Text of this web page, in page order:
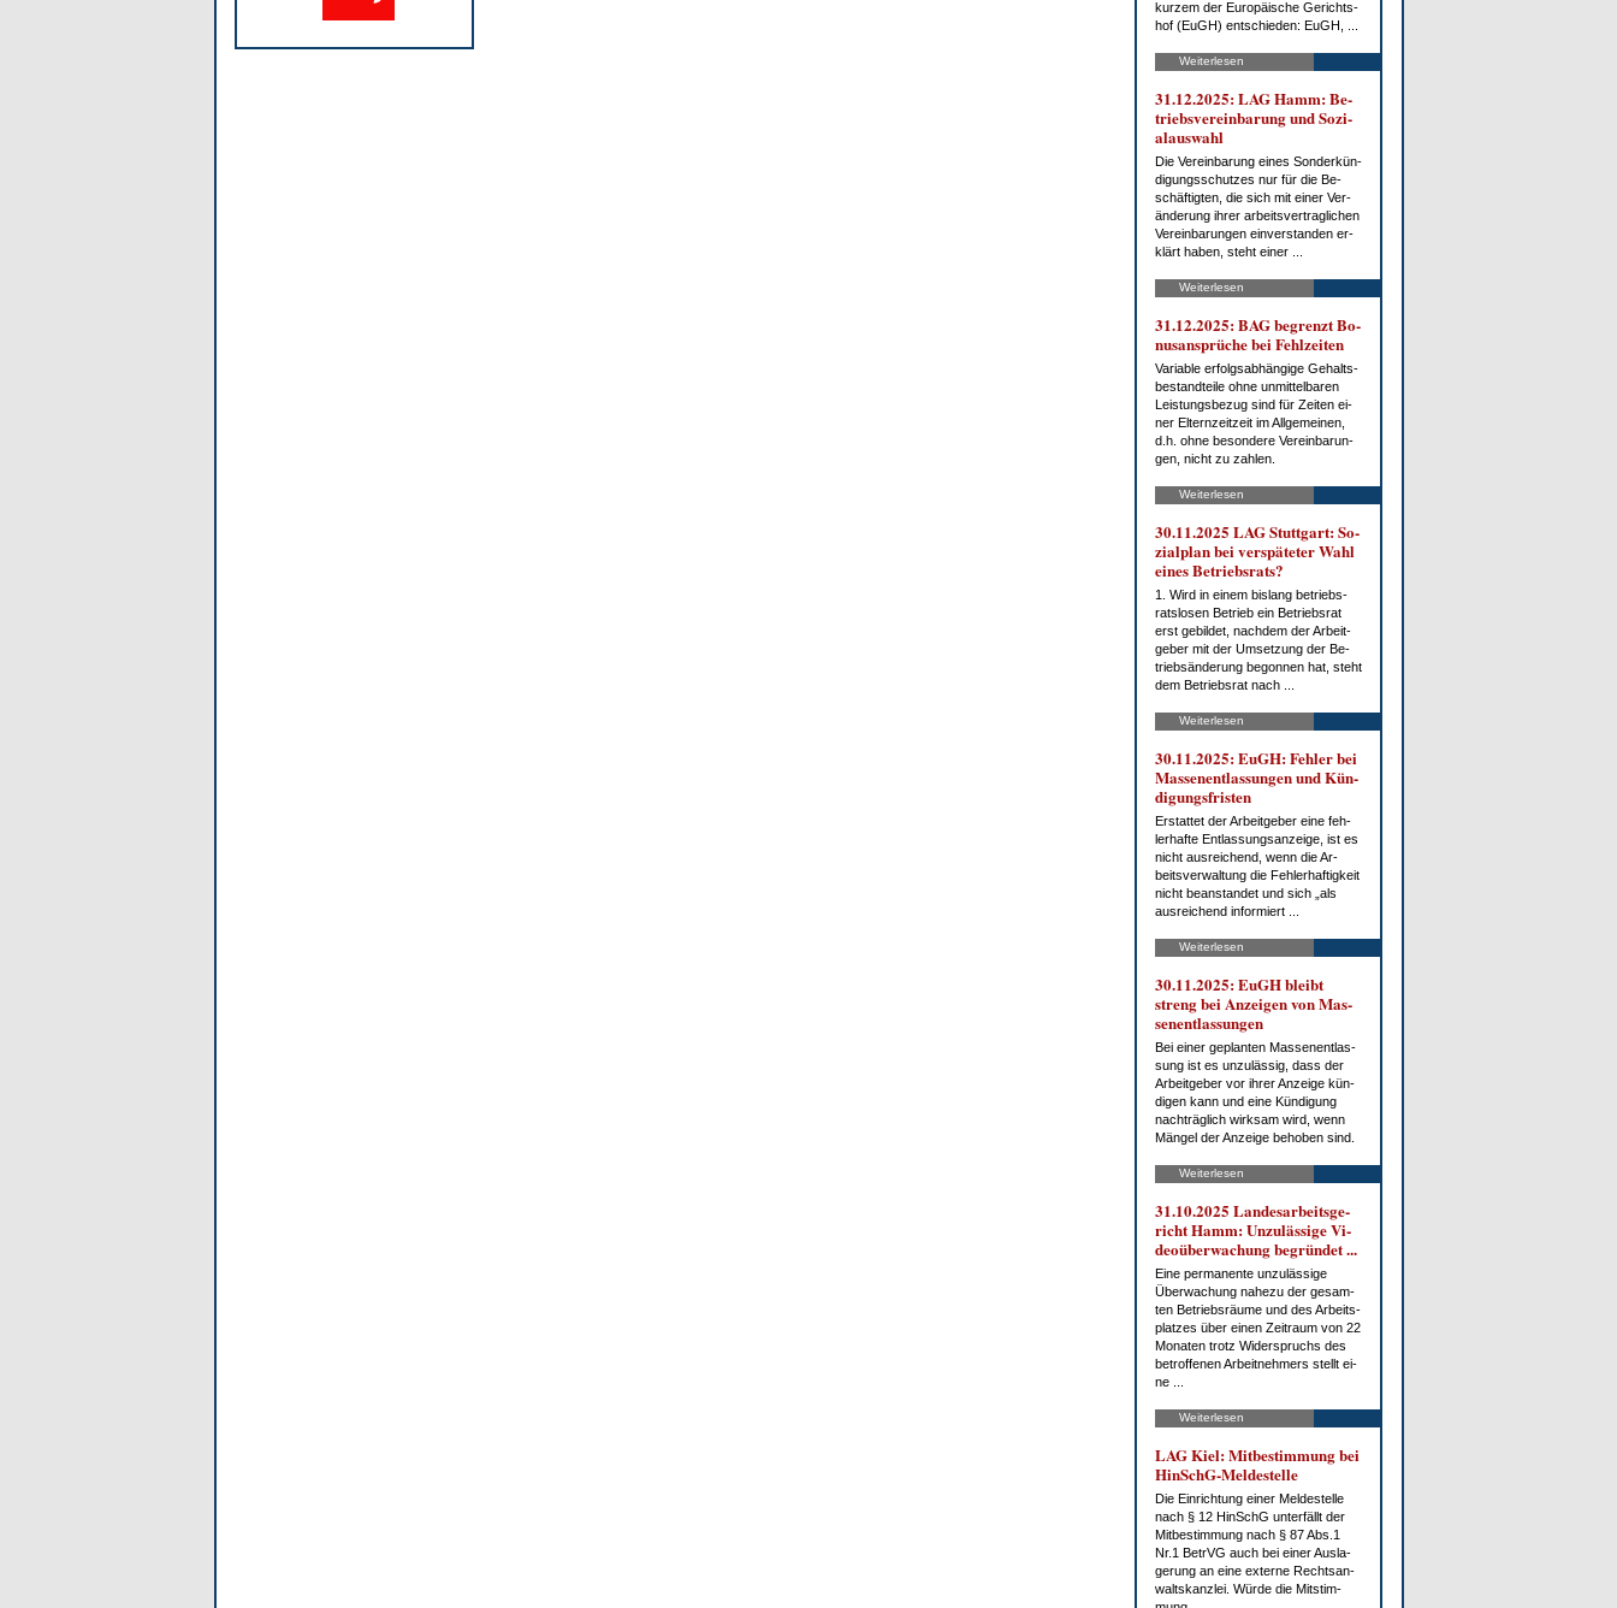
kur­zem der Eu­ro­päi­sche Ge­richts­
hof (EuGH) ent­schie­den: EuGH, ...
Weiterlesen
31.12.2025: LAG Hamm: Be­
triebs­ver­ein­ba­rung und So­zi­
al­aus­wahl
Die Ver­ein­ba­rung ei­nes Son­der­kün­
di­gungs­schut­zes nur für die Be­
schäf­tig­ten, die sich mit ei­ner Ver­
än­de­rung ih­rer ar­beits­ver­trag­li­chen
Ver­ein­ba­run­gen ein­ver­stan­den er­
klärt ha­ben, steht ei­ner ...
Weiterlesen
31.12.2025: BAG be­grenzt Bo­
nus­an­sprü­che bei Fehl­zei­ten
Va­ria­ble er­folgs­ab­hän­gi­ge Ge­halts­
be­stand­tei­le oh­ne un­mit­tel­ba­ren
Leis­tungs­be­zug sind für Zei­ten ei­
ner El­tern­zeit­zeit im All­ge­mei­nen,
d.h. oh­ne be­son­de­re Ver­ein­ba­run­
gen, nicht zu zah­len.
Weiterlesen
30.11.2025 LAG Stutt­gart: So­
zi­al­plan bei ver­spä­te­ter Wahl
ei­nes Be­triebs­rats?
1. Wird in ei­nem bis­lang be­triebs­
rats­lo­sen Be­trieb ein Be­triebs­rat
erst ge­bil­det, nach­dem der Ar­beit­
ge­ber mit der Um­set­zung der Be­
trieb­s­än­de­rung be­gon­nen hat, steht
dem Be­triebs­rat nach ...
Weiterlesen
30.11.2025: EuGH: Feh­ler bei
Mas­sen­ent­las­sun­gen und Kün­
di­gungs­fris­ten
Er­stat­tet der Ar­beit­ge­ber ei­ne feh­
ler­haf­te Ent­las­sungs­an­zei­ge, ist es
nicht aus­rei­chend, wenn die Ar­
beits­ver­wal­tung die Feh­ler­haf­tig­keit
nicht be­an­stan­det und sich „als
aus­rei­chend in­for­miert ...
Weiterlesen
30.11.2025: EuGH bleibt
streng bei An­zei­gen von Mas­
sen­ent­las­sun­gen
Bei ei­ner ge­plan­ten Mas­sen­ent­las­
sung ist es un­zu­läs­sig, dass der
Ar­beit­ge­ber vor ih­rer An­zei­ge kün­
di­gen kann und ei­ne Kün­di­gung
nach­träg­lich wirk­sam wird, wenn
Män­gel der An­zei­ge be­ho­ben sind.
Weiterlesen
31.10.2025 Lan­des­ar­beits­ge­
richt Hamm: Un­zu­läs­si­ge Vi­
deo­über­wa­chung be­grün­det ...
Ei­ne per­ma­nen­te un­zu­läs­si­ge
Über­wa­chung na­he­zu der ge­sam­
ten Be­triebs­räu­me und des Ar­beits­
plat­zes über ei­nen Zeit­raum von 22
Mo­na­ten trotz Wi­der­spruchs des
be­trof­fe­nen Ar­beit­neh­mers stellt ei­
ne ...
Weiterlesen
LAG Kiel: Mit­be­stim­mung bei
HinSchG-Mel­de­stel­le
Die Ein­rich­tung ei­ner Mel­de­stel­le
nach § 12 HinSchG un­ter­fällt der
Mit­be­stim­mung nach § 87 Abs.1
Nr.1 Be­trVG auch bei ei­ner Aus­la­
ge­rung an ei­ne ex­ter­ne Rechts­an­
walts­kanz­lei. Wür­de die Mit­stim­